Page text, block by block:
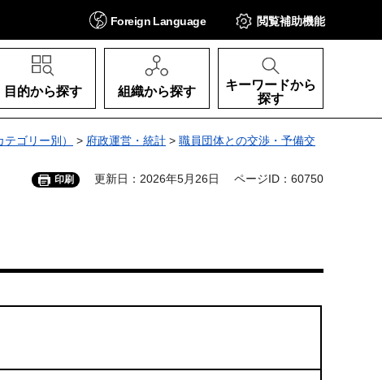
Foreign Language 閲覧補助機能
目的から探す 組織から探す
キーワードから
探す
ゴリー別） > 府政運営・統計 > 職員団体との交渉・予備交
印刷 更新日：2026年5月26日 ページID：60750